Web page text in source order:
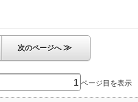
次のページへ≫
ページ目を表示